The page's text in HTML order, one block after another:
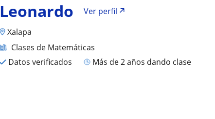
Leonardo
Ver perfil
Xalapa
Clases de Matemáticas
Datos verificados
más de 2 años dando clase